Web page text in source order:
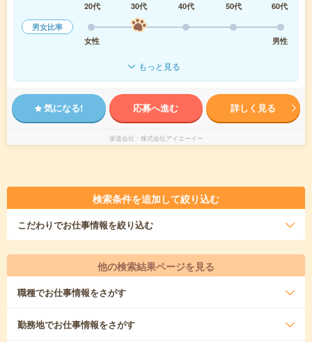
20代
30代 40代 50代
60代
男女比率
女性
男性
もっと見る
気になる! 応募へ進む 詳しく見る
派遣会社 株式会社アイエーイー
検索条件を追加して絞り込む
こだわりでお仕事情報を絞り込む
他の検索結果ページを見る
職種でお仕事情報をさがす
勤務地でお仕事情報をさがす